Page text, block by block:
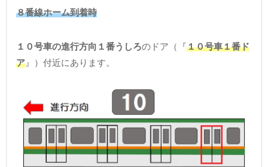
８番線ホーム到着時
１０号車の進行方向１番うしろのドア（『１０号車１番ド
ア 』）付近にあります。